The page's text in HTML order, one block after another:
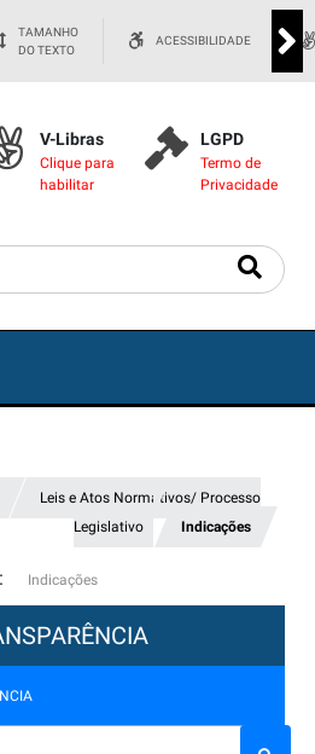
TAMANHO
DO TEXTO
ACESSIBILIDADE
V-Libras
Clique para
habilitar
LGPD
Termo de
Privacidade
Leis e Atos Normativos/ Processo
Legislativo
Indicações
Indicações